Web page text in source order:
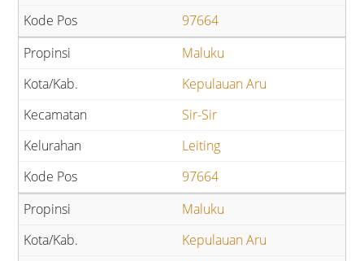
97664
Maluku
Kepulauan Aru
Sir-Sir
Leiting
97664
Maluku
Kepulauan Aru